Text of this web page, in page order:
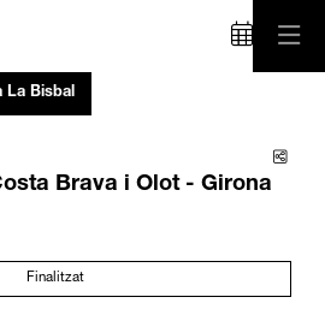
La Bisbal
Brava i Olot - Girona
Finalitzat